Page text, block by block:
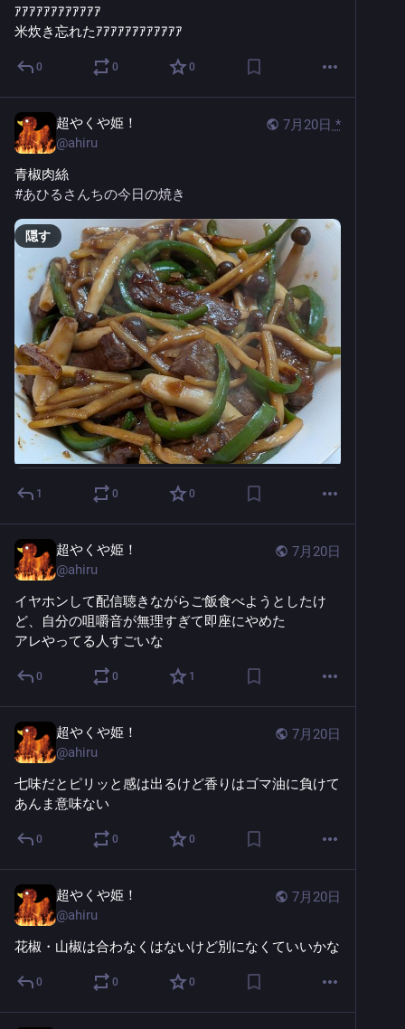
ｱｱｱｱｱｱｱｱｱｱｱｱ
米炊き忘れたｱｱｱｱｱｱｱｱｱｱｱｱ
0 0 0
7月20日 *
超やくや姫！
@ahiru
青椒肉絲
#あひるさんちの今日の焼き
隠す
1 0 0
7月20日
超やくや姫！
@ahiru
イヤホンして配信聴きながらご飯食べようとしたけ
ど、自分の咀嚼音が無理すぎて即座にやめた
アレやってる人すごいな
0 0 1
7月20日
超やくや姫！
@ahiru
七味だとピリッと感は出るけど香りはゴマ油に負けて
あんま意味ない
0 0 0
7月20日
超やくや姫！
@ahiru
花椒・山椒は合わなくはないけど別になくていいかな
0 0 0